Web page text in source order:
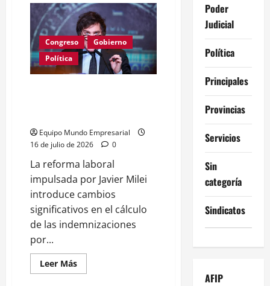
Caputo
refuerza
control
del
dólar
para
frenar
inflación
Congreso
Gobierno
Política
Equipo Mundo Empresarial
16 de julio de 2026
0
La reforma laboral
impulsada por Javier Milei
introduce cambios
significativos en el cálculo
de las indemnizaciones
por...
Leer MásLeer
más
Poder
Judicial
Política
Principales
Provincias
Servicios
Sin
categoría
Sindicatos
AFIP